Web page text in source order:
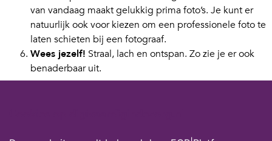
van vandaag maakt gelukkig prima foto’s. Je kunt er
natuurlijk ook voor kiezen om een professionele foto te
laten schieten bij een fotograaf.
Wees jezelf! Straal, lach en ontspan. Zo zie je er ook
benaderbaar uit.
We hebben ook een artikel geschreven over het vergroten